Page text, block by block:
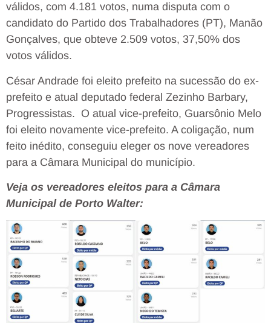
válidos, com 4.181 votos, numa disputa com o
candidato do Partido dos Trabalhadores (PT), Manão
Gonçalves, que obteve 2.509 votos, 37,50% dos
votos válidos.
César Andrade foi eleito prefeito na sucessão do ex-
prefeito e atual deputado federal Zezinho Barbary,
Progressistas. O atual vice-prefeito, Guarsônio Melo
foi eleito novamente vice-prefeito. A coligação, num
feito inédito, conseguiu eleger os nove vereadores
para a Câmara Municipal do município.
Veja os vereadores eleitos para a Câmara
Municipal de Porto Walter: